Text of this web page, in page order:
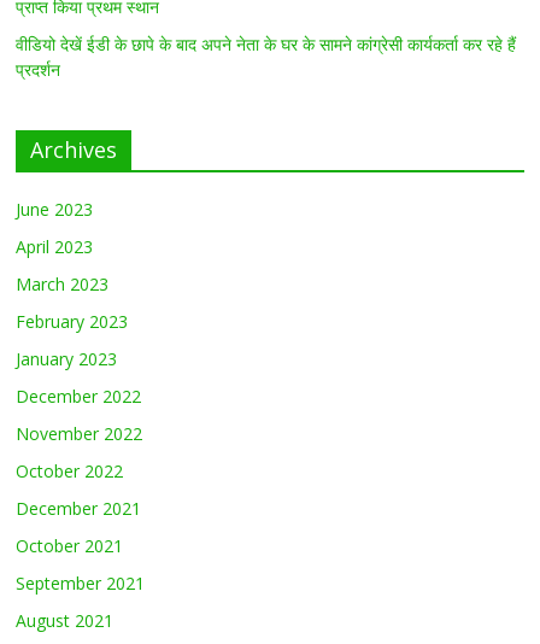
प्राप्त किया प्रथम स्थान
वीडियो देखें ईडी के छापे के बाद अपने नेता के घर के सामने कांग्रेसी कार्यकर्ता कर रहे हैं
प्रदर्शन
Archives
June 2023
April 2023
March 2023
February 2023
January 2023
December 2022
November 2022
October 2022
December 2021
October 2021
September 2021
August 2021